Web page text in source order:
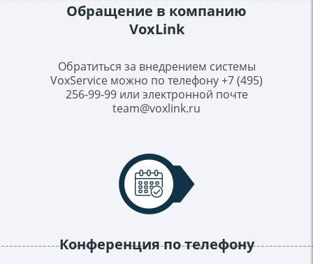
Обращение в компанию
VoxLink
Обратиться за внедрением системы
VoxService можно по телефону+7 (495)
256-99-99или электронной почте
team@voxlink.ru
Конференция по телефону